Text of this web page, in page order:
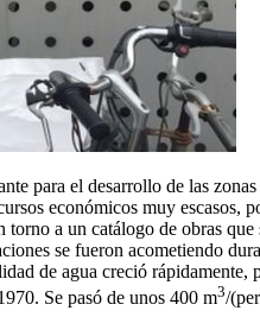
para el desarrollo de las zonas
económicos muy escasos,
a un catálogo de obras que
se fueron acometiendo
de agua creció rápidamente,
Se pasó de unos 400 m3/